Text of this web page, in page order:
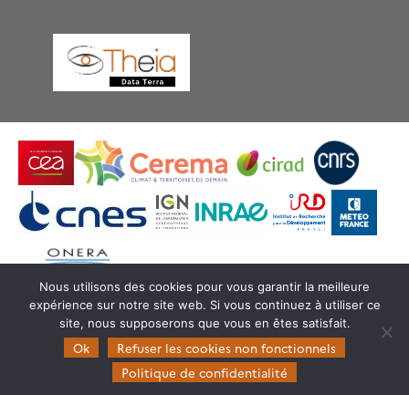
© Copyright Theia -SEDOO (Service de Données
OMP)
Nous utilisons des cookies pour vous garantir la meilleure
expérience sur notre site web. Si vous continuez à utiliser ce
site, nous supposerons que vous en êtes satisfait.
Ok
Refuser les cookies non fonctionnels
Politique de confidentialité